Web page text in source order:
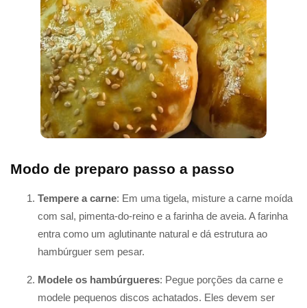
Modo de preparo passo a passo
Tempere a carne: Em uma tigela, misture a carne moída
com sal, pimenta-do-reino e a farinha de aveia. A farinha
entra como um aglutinante natural e dá estrutura ao
hambúrguer sem pesar.
Modele os hambúrgueres: Pegue porções da carne e
modele pequenos discos achatados. Eles devem ser